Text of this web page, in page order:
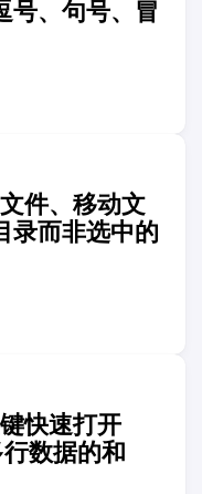
号、句号、冒
件、移动文
录而非选中的
快速打开
数据的和